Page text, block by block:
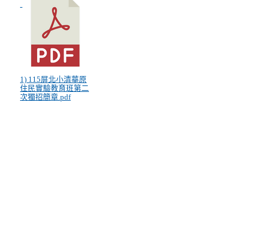
1) 115屏北小清華原
住民實驗教育班第二
次獨招簡章.pdf